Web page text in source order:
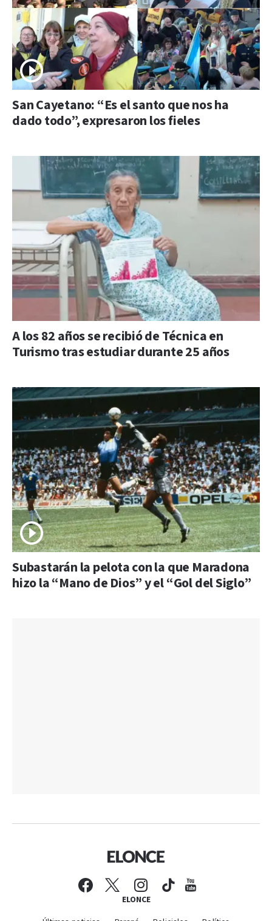
San Cayetano: “Es el santo que nos ha
dado todo”, expresaron los fieles
A los 82 años se recibió de Técnica en
Turismo tras estudiar durante 25 años
Subastarán la pelota con la que Maradona
hizo la “Mano de Dios” y el “Gol del Siglo”
ELONCE